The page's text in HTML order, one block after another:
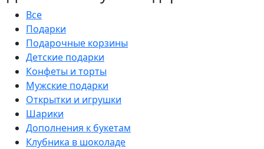
Все
Подарки
Подарочные корзины
Детские подарки
Конфеты и торты
Мужские подарки
Открытки и игрушки
Шарики
Дополнения к букетам
Клубника в шоколаде